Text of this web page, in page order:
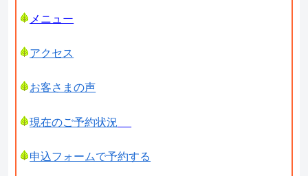
メニュー
アクセス
お客さまの声
現在のご予約状況
申込フォームで予約する